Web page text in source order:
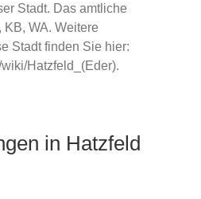
Stadt. Das amtliche
WA. Weitere
Stadt finden Sie hier:
Hatzfeld_(Eder).
in Hatzfeld